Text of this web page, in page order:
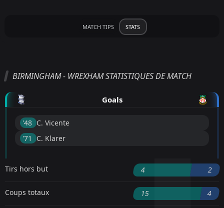
MATCH TIPS STATS
BIRMINGHAM - WREXHAM STATISTIQUES DE MATCH
Goals
'48 ︎ C. Vicente
'71 ︎
C. Klarer
Tirs hors but 4 2
Coups totaux 15 4